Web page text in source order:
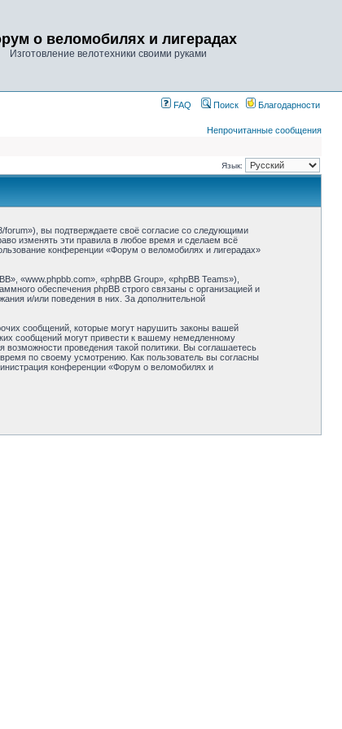
о веломобилях и лигерадах
Изготовление велотехники своими руками
FAQ Поиск Благодарности
Непрочитанные сообщения
Язык:
вы подтверждаете своё согласие со следующими
изменять эти правила в любое время и сделаем всё
конференции «Форум о веломобилях и лигерадах»
«www.phpbb.com», «phpBB Group», «phpBB Teams»),
обеспечения phpBB строго связаны с организацией и
и/или поведения в них. За дополнительной
сообщений, которые могут нарушить законы вашей
сообщений могут привести к вашему немедленному
проведения такой политики. Вы соглашаетесь
по своему усмотрению. Как пользователь вы согласны
конференции «Форум о веломобилях и